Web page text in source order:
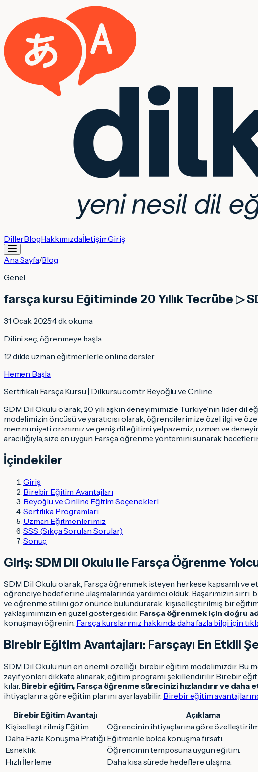
DillerBlogHakkımızdaİletişimGiriş
Ana Sayfa/Blog
Genel
farsça kursu Eğitiminde 20 Yıllık Tecrübe ▷
31 Ocak 2025·4dk okuma
Dilini seç, öğrenmeye başla
12 dilde uzman eğitmenlerle online dersler
Hemen Başla
Sertifikalı Farsça Kursu | Dilkursu.com.tr Beyoğlu ve Online
SDM Dil Okulu olarak, 20 yılı aşkın deneyimimizle Türkiye’nin lider
modelimizin öncüsü ve yaratıcısı olarak, öğrencilerimize özel ilgi ve
memnuniyeti oranımız ve geniş dil eğitimi yelpazemiz, uzman ve
aracılığıyla, size en uygun Farsça öğrenme yöntemini sunarak
İçindekiler
Giriş
Birebir Eğitim Avantajları
Beyoğlu ve Online Eğitim Seçenekleri
Sertifika Programları
Uzman Eğitmenlerimiz
SSS (Sıkça Sorulan Sorular)
Sonuç
Giriş: SDM Dil Okulu ile Farsça Öğrenme
SDM Dil Okulu olarak, Farsça öğrenmek isteyen herkese kapsamlı ve
öğrenciye hedeflerine ulaşmalarında yardımcı olduk. Başarımızın
ve öğrenme stilini göz önünde bulundurarak, kişiselleştirilmiş bir
yaklaşımımızın en güzel göstergesidir. Farsça öğrenmek için doğru
konuşmayı öğrenin. Farsça kurslarımız hakkında daha fazla bilgi için
Birebir Eğitim Avantajları: Farsçayı En Etkili
SDM Dil Okulu’nun en önemli özelliği, birebir eğitim modelimizdir. Bu
zayıf yönleri dikkate alınarak, eğitim programı şekillendirilir. Birebir
kılar. Birebir eğitim, Farsça öğrenme sürecinizi hızlandırır ve daha
ihtiyaçlarına göre eğitim planını ayarlayabilir. Birebir eğitim
Birebir Eğitim Avantajı
Açıklama
Kişiselleştirilmiş Eğitim
Öğrencinin ihtiyaçlarına göre
Daha Fazla Konuşma Pratiği Eğitmenle bolca konuşma fırsatı.
Esneklik
Öğrencinin temposuna uygun eğitim.
Hızlı İlerleme
Daha kısa sürede hedeflere ulaşma.